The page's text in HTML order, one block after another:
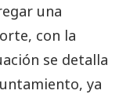
una
con la
se detalla
ya